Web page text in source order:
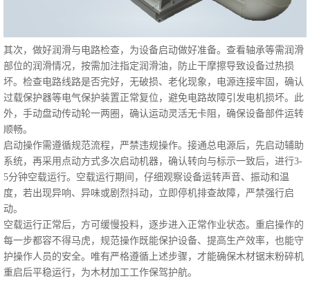
其次，做好润滑与电路检查，为设备启动做好准备。查看轴承等需润滑
部位的润滑情况，按需加注指定润滑油，防止干摩擦导致设备过热损
坏。检查电路线路是否完好，无破损、老化现象，电源连接牢固，确认
过载保护器等电气保护装置正常复位，避免电路故障引发电机损坏。此
外，手动盘动传动轮一两圈，确认运动灵活无卡阻，确保设备部件运转
顺畅。
启动操作需遵循规范流程，严禁违规操作。接通总电源后，先启动辅助
系统，再采用点动方式多次启动机器，确认转向与标示一致后，进行3-
5分钟空载运行。空载运行期间，仔细观察设备运转声音、振动和温
度，若出现异响、异味或剧烈抖动，立即停机排查故障，严禁强行启
动。
空载运行正常后，方可缓慢投料，逐步进入正常作业状态。重启操作的
每一步都容不得马虎，规范操作既能保护设备、提高生产效率，也能守
护操作人员的安全。唯有严格遵循上述步骤，才能确保木材锯末粉碎机
重启后平稳运行，为木材加工工作保驾护航。